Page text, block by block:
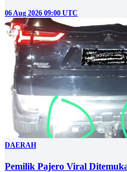
06 Aug 2026 09:00 UTC
DAERAH
Pemilik Pajero Viral